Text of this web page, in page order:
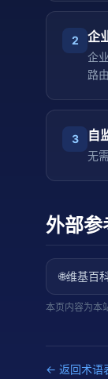
2 企
企
路
3 自
无
外部参
🌐维基百
本页内容为本
← 返回术语